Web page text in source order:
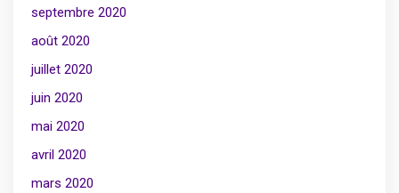
septembre 2020
août 2020
juillet 2020
juin 2020
mai 2020
avril 2020
mars 2020